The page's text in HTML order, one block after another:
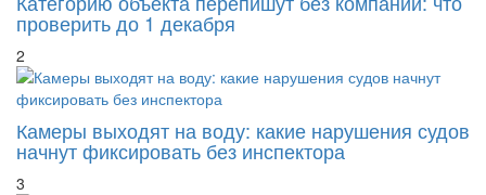
проверить до 1 декабря
2
Камеры выходят на воду: какие нарушения судов
начнут фиксировать без инспектора
3